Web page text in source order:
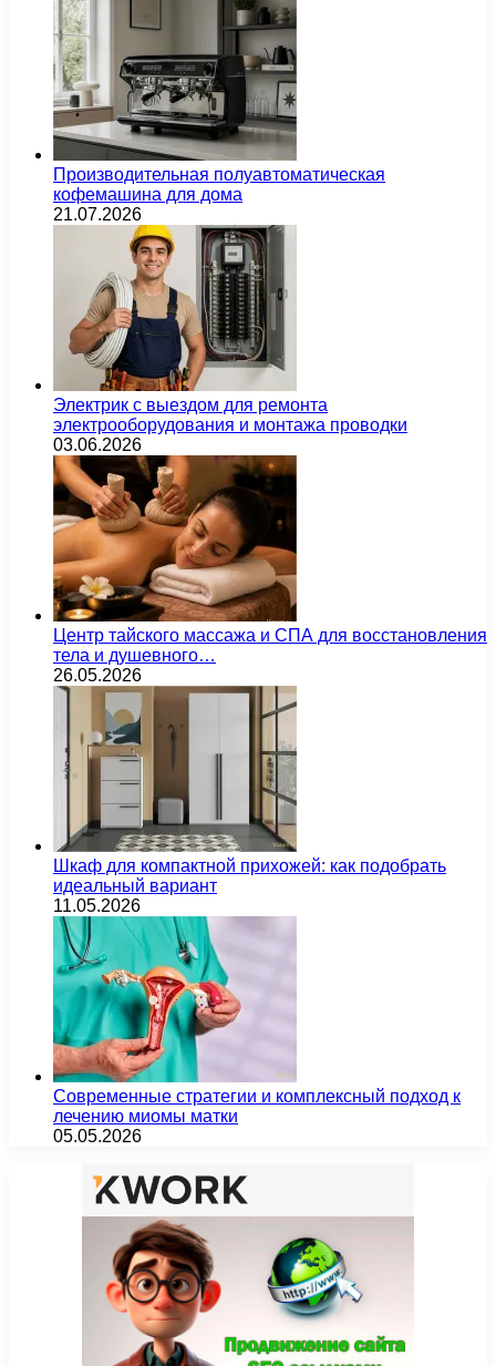
Производительная полуавтоматическая
кофемашина для дома
21.07.2026
Электрик с выездом для ремонта
электрооборудования и монтажа проводки
03.06.2026
Центр тайского массажа и СПА для восстановления
тела и душевного…
26.05.2026
Шкаф для компактной прихожей: как подобрать
идеальный вариант
11.05.2026
Современные стратегии и комплексный подход к
лечению миомы матки
05.05.2026